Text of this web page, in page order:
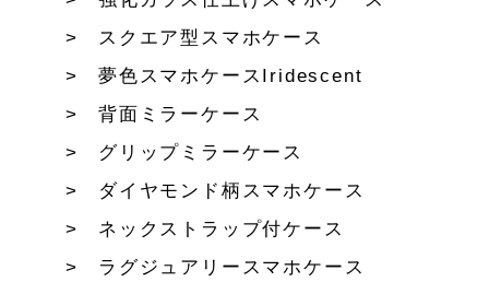
スクエア型スマホケース
夢色スマホケースIridescent
背面ミラーケース
グリップミラーケース
ダイヤモンド柄スマホケース
ネックストラップ付ケース
ラグジュアリースマホケース